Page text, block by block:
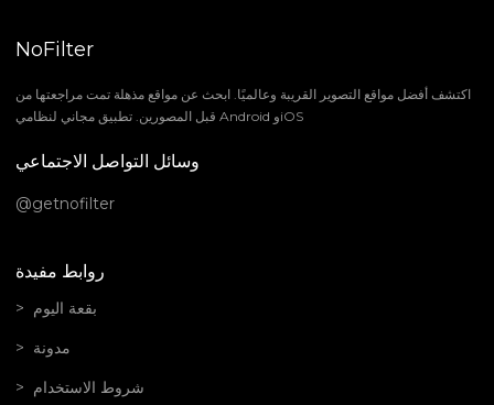
NoFilter
اكتشف أفضل مواقع التصوير القريبة وعالميًا. ابحث عن مواقع مذهلة تمت مراجعتها من
قبل المصورين. تطبيق مجاني لنظامي Android وiOS
وسائل التواصل الاجتماعي
@getnofilter
روابط مفيدة
بقعة اليوم
مدونة
شروط الاستخدام